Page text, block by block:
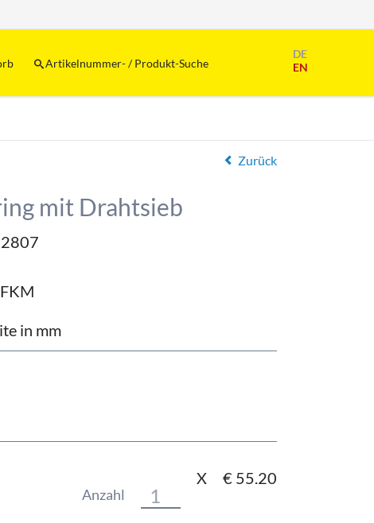
DE
EN
überspringen
Artikelnummer- / Produkt-Suche
Zurück
mit Drahtsieb
in mm
Anzahl
X € 55.20